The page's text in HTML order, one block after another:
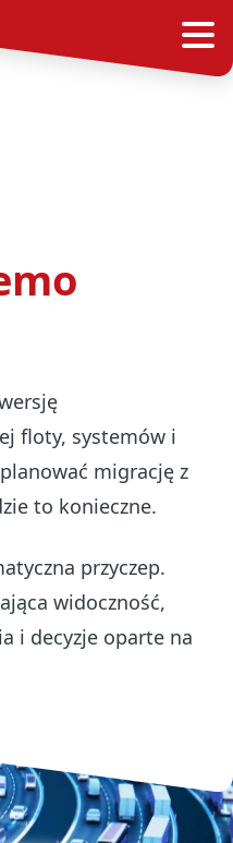
floty, systemów i
migrację z
to konieczne.
przyczep.
widoczność,
i decyzje oparte na